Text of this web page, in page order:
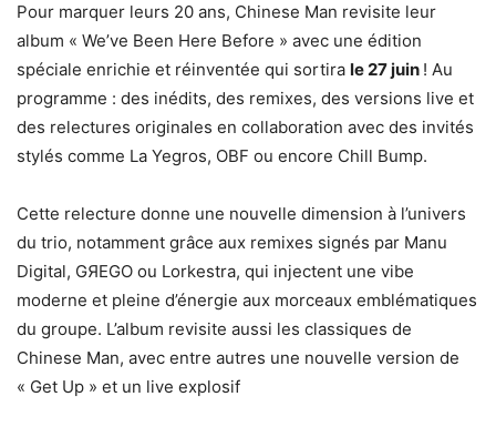
Pour marquer leurs 20 ans, Chinese Man revisite leur
album « We’ve Been Here Before » avec une édition
spéciale enrichie et réinventée qui sortira le 27 juin ! Au
programme : des inédits, des remixes, des versions live et
des relectures originales en collaboration avec des invités
stylés comme La Yegros, OBF ou encore Chill Bump.
Cette relecture donne une nouvelle dimension à l’univers
du trio, notamment grâce aux remixes signés par Manu
Digital, GЯEGO ou Lorkestra, qui injectent une vibe
moderne et pleine d’énergie aux morceaux emblématiques
du groupe. L’album revisite aussi les classiques de
Chinese Man, avec entre autres une nouvelle version de
« Get Up » et un live explosif